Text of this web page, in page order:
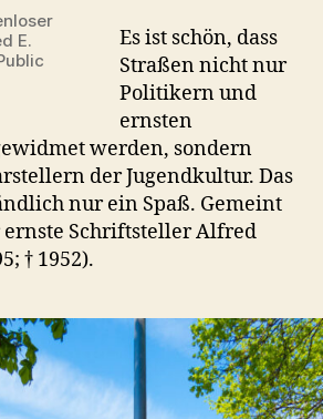
E.
Es ist schön, dass
Straßen nicht nur
Politikern und
ernsten
werden, sondern
der Jugendkultur. Das
nur ein Spaß. Gemeint
Schriftsteller Alfred
† 1952).